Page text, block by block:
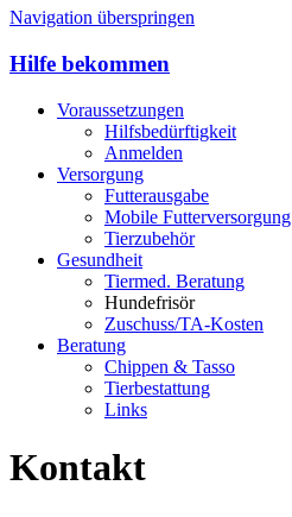
Navigation überspringen
Hilfe bekommen
Voraussetzungen
Hilfsbedürftigkeit
Anmelden
Versorgung
Futterausgabe
Mobile Futterversorgung
Tierzubehör
Gesundheit
Tiermed. Beratung
Hundefrisör
Zuschuss/TA-Kosten
Beratung
Chippen & Tasso
Tierbestattung
Links
Kontakt